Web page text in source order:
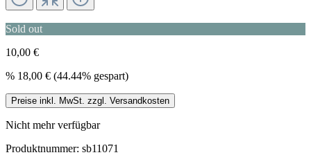
Sold out
10,00 €
% 18,00 € (44.44% gespart)
Preise inkl. MwSt. zzgl. Versandkosten
Nicht mehr verfügbar
Produktnummer: sb11071